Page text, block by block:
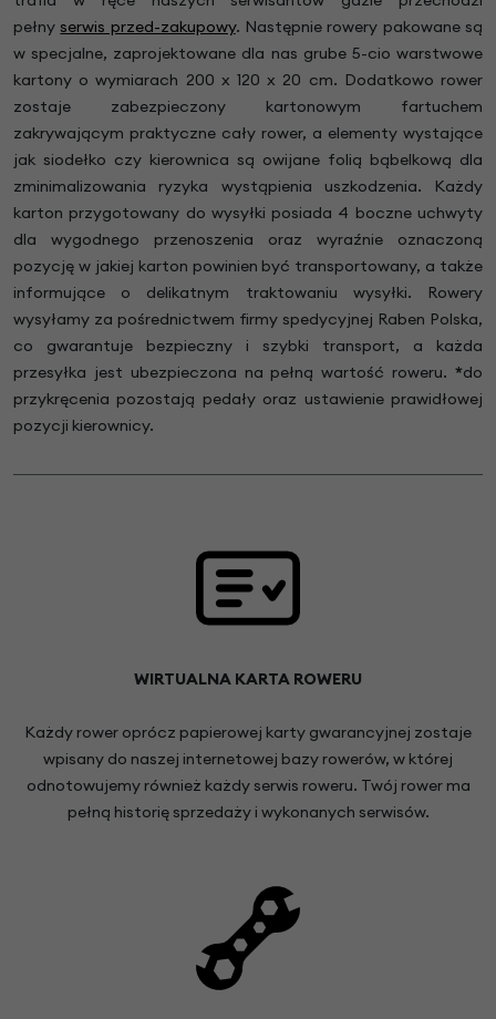
pełnyserwis przed-zakupowy. Następnie rowery pakowane są
w specjalne, zaprojektowane dla nas grube 5-cio warstwowe
kartony o wymiarach 200 x 120 x 20 cm. Dodatkowo rower
zostaje zabezpieczony kartonowym fartuchem
zakrywającym praktyczne cały rower, a elementy wystające
jak siodełko czy kierownica są owijane folią bąbelkową dla
zminimalizowania ryzyka wystąpienia uszkodzenia. Każdy
karton przygotowany do wysyłki posiada 4 boczne uchwyty
dla wygodnego przenoszenia oraz wyraźnie oznaczoną
pozycję w jakiej karton powinien być transportowany, a także
informujące o delikatnym traktowaniu wysyłki. Rowery
wysyłamy za pośrednictwem firmy spedycyjnej Raben Polska,
co gwarantuje bezpieczny i szybki transport, a każda
przesyłka jest ubezpieczona na pełną wartość roweru. *do
przykręcenia pozostają pedały oraz ustawienie prawidłowej
pozycji kierownicy.
WIRTUALNA KARTA ROWERU
Każdy rower oprócz papierowej karty gwarancyjnej zostaje
wpisany do naszej internetowej bazy rowerów, w której
odnotowujemy również każdy serwis roweru. Twój rower ma
pełną historię sprzedaży i wykonanych serwisów.